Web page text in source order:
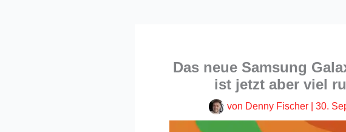
Das neue Samsung
ist jetzt aber viel
von Denny Fischer 30.